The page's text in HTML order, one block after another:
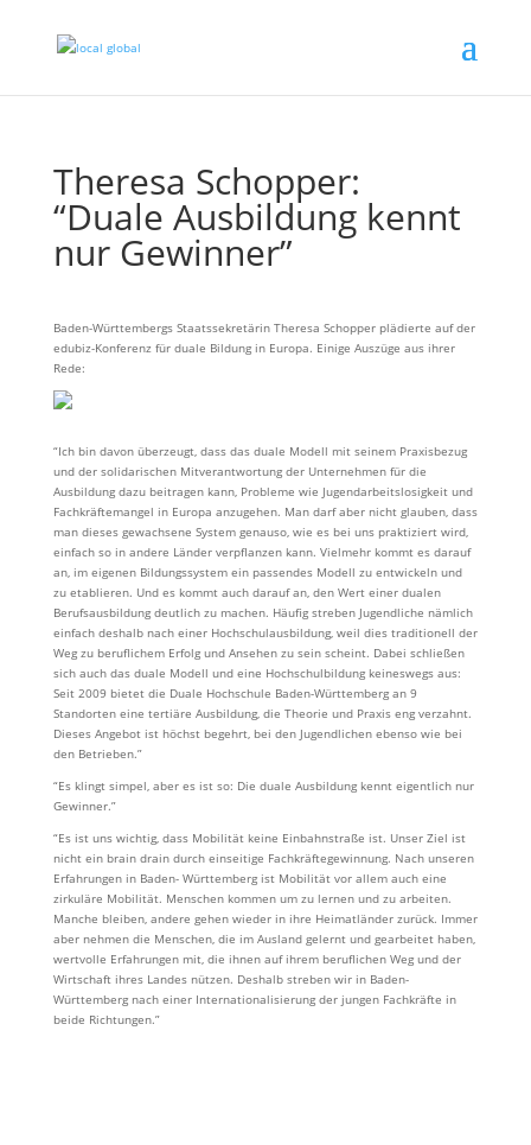
Theresa Schopper:
“Duale Ausbildung kennt
nur Gewinner”
Baden-Württembergs Staatssekretärin Theresa Schopper plädierte auf der
edubiz-Konferenz für duale Bildung in Europa. Einige Auszüge aus ihrer
Rede:
“Ich bin davon überzeugt, dass das duale Modell mit seinem Praxisbezug
und der solidarischen Mitverantwortung der Unternehmen für die
Ausbildung dazu beitragen kann, Probleme wie Jugendarbeitslosigkeit und
Fachkräftemangel in Europa anzugehen. Man darf aber nicht glauben, dass
man dieses gewachsene System genauso, wie es bei uns praktiziert wird,
einfach so in andere Länder verpflanzen kann. Vielmehr kommt es darauf
an, im eigenen Bildungssystem ein passendes Modell zu entwickeln und
zu etablieren. Und es kommt auch darauf an, den Wert einer dualen
Berufsausbildung deutlich zu machen. Häufig streben Jugendliche nämlich
einfach deshalb nach einer Hochschulausbildung, weil dies traditionell der
Weg zu beruflichem Erfolg und Ansehen zu sein scheint. Dabei schließen
sich auch das duale Modell und eine Hochschulbildung keineswegs aus:
Seit 2009 bietet die Duale Hochschule Baden-Württemberg an 9
Standorten eine tertiäre Ausbildung, die Theorie und Praxis eng verzahnt.
Dieses Angebot ist höchst begehrt, bei den Jugendlichen ebenso wie bei
den Betrieben.”
“Es klingt simpel, aber es ist so: Die duale Ausbildung kennt eigentlich nur
Gewinner.”
“Es ist uns wichtig, dass Mobilität keine Einbahnstraße ist. Unser Ziel ist
nicht ein brain drain durch einseitige Fachkräftegewinnung. Nach unseren
Erfahrungen in Baden- Württemberg ist Mobilität vor allem auch eine
zirkuläre Mobilität. Menschen kommen um zu lernen und zu arbeiten.
Manche bleiben, andere gehen wieder in ihre Heimatländer zurück. Immer
aber nehmen die Menschen, die im Ausland gelernt und gearbeitet haben,
wertvolle Erfahrungen mit, die ihnen auf ihrem beruflichen Weg und der
Wirtschaft ihres Landes nützen. Deshalb streben wir in Baden-
Württemberg nach einer Internationalisierung der jungen Fachkräfte in
beide Richtungen.”